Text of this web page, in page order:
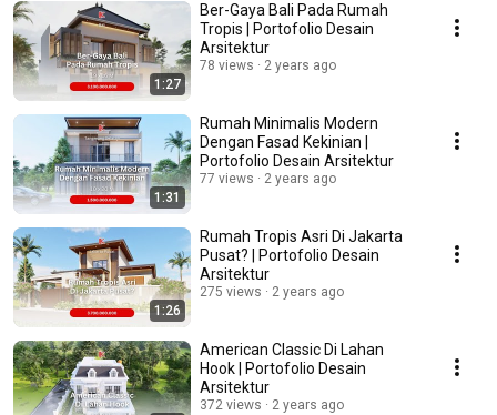
1:27
Ber-Gaya Bali Pada Rumah
Tropis | Portofolio Desain
Arsitektur
78 views 2 years ago
1:31
Rumah Minimalis Modern
Dengan Fasad Kekinian |
Portofolio Desain Arsitektur
77 views 2 years ago
1:26
Rumah Tropis Asri Di Jakarta
Pusat? | Portofolio Desain
Arsitektur
275 views 2 years ago
American Classic Di Lahan
Hook | Portofolio Desain
Arsitektur
372 views 2 years ago